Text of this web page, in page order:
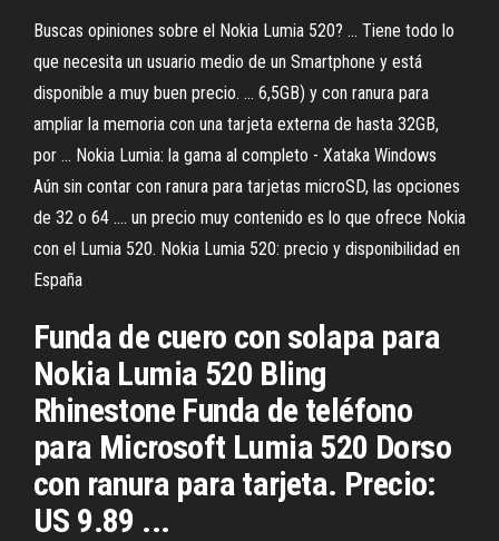
Buscas opiniones sobre el Nokia Lumia 520? ... Tiene todo lo
que necesita un usuario medio de un Smartphone y está
disponible a muy buen precio. ... 6,5GB) y con ranura para
ampliar la memoria con una tarjeta externa de hasta 32GB,
por ... Nokia Lumia: la gama al completo - Xataka Windows
Aún sin contar con ranura para tarjetas microSD, las opciones
de 32 o 64 .... un precio muy contenido es lo que ofrece Nokia
con el Lumia 520. Nokia Lumia 520: precio y disponibilidad en
España
Funda de cuero con solapa para
Nokia Lumia 520 Bling
Rhinestone Funda de teléfono
para Microsoft Lumia 520 Dorso
con ranura para tarjeta. Precio:
US 9.89 ...